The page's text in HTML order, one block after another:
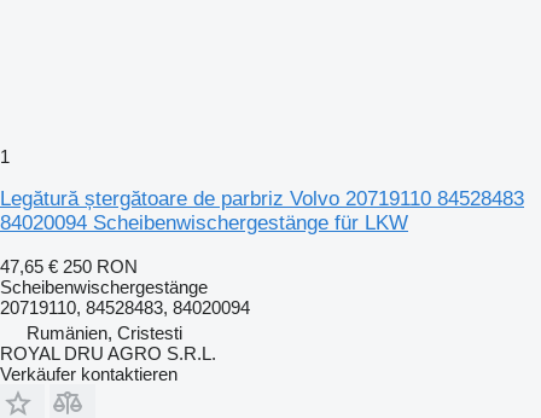
1
Legătură ștergătoare de parbriz Volvo 20719110 84528483
84020094 Scheibenwischergestänge für LKW
47,65 € 250 RON
Scheibenwischergestänge
20719110, 84528483, 84020094
Rumänien, Cristesti
ROYAL DRU AGRO S.R.L.
Verkäufer kontaktieren